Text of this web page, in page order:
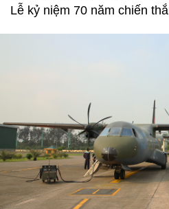
Lễ kỷ niệm 70 năm chiến